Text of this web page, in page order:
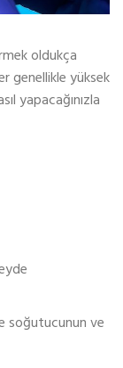
oldukça
genellikle yüksek
yapacağınızla
soğutucunun ve